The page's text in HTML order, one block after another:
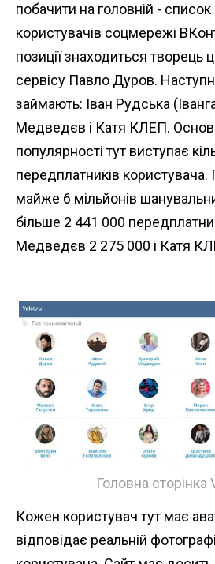
побачити на головній -
користувачів соцмережі
позиції знаходиться творець
сервісу Павло Дуров.
займають: Іван Рудська
Медведєв і Катя КЛЕП.
популярності тут виступає
передплатників
майже 6 мільйонів
більше 2 441 000
Медведєв 2 275 000 і Катя
Головна сторінка
Кожен користувач тут має
відповідає реальній